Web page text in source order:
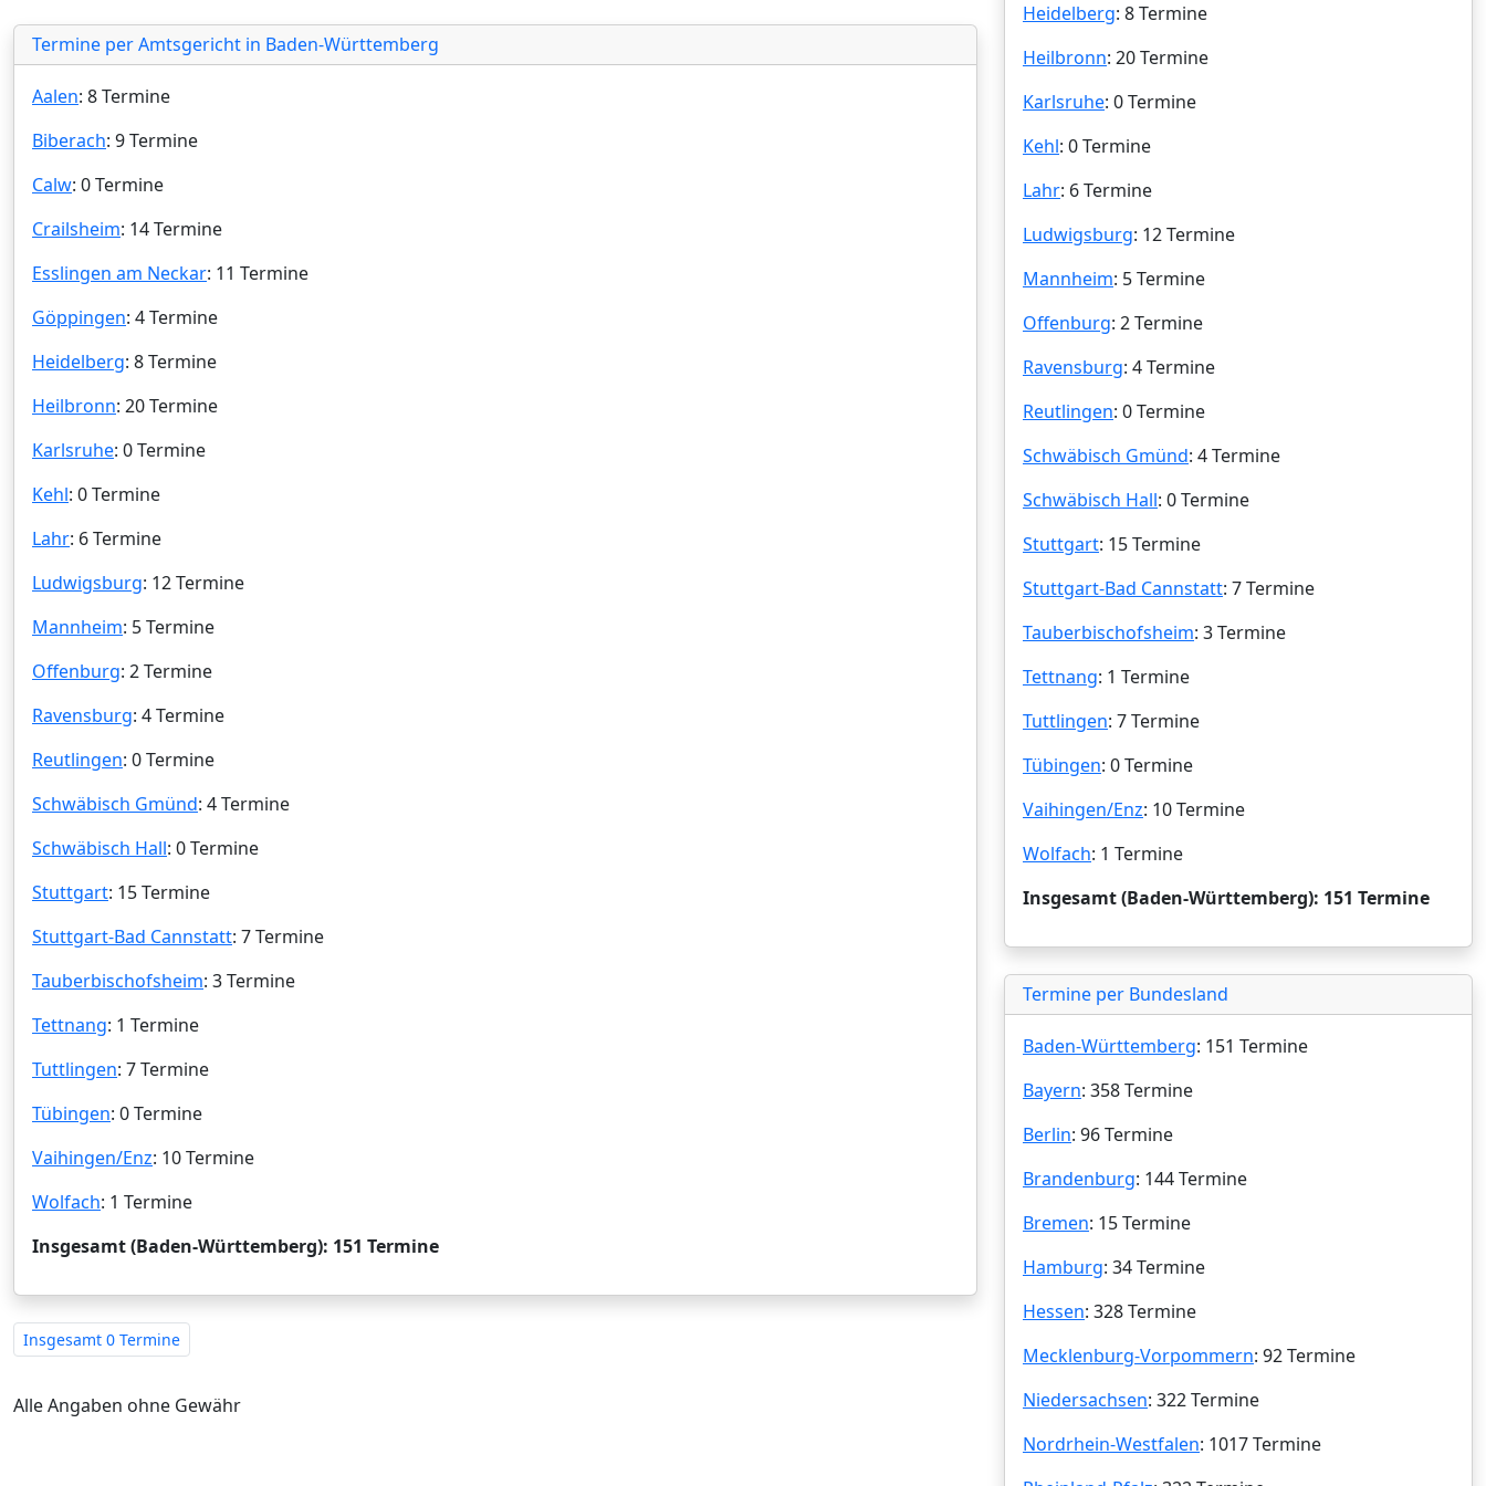
Termine per Amtsgericht in Baden-Württemberg
Aalen: 8 Termine
Biberach: 9 Termine
Calw: 0 Termine
Crailsheim: 14 Termine
Esslingen am Neckar: 11 Termine
Göppingen: 4 Termine
Heidelberg: 8 Termine
Heilbronn: 20 Termine
Karlsruhe: 0 Termine
Kehl: 0 Termine
Lahr: 6 Termine
Ludwigsburg: 12 Termine
Mannheim: 5 Termine
Offenburg: 2 Termine
Ravensburg: 4 Termine
Reutlingen: 0 Termine
Schwäbisch Gmünd: 4 Termine
Schwäbisch Hall: 0 Termine
Stuttgart: 15 Termine
Stuttgart-Bad Cannstatt: 7 Termine
Tauberbischofsheim: 3 Termine
Tettnang: 1 Termine
Tuttlingen: 7 Termine
Tübingen: 0 Termine
Vaihingen/Enz: 10 Termine
Wolfach: 1 Termine
Insgesamt (Baden-Württemberg): 151 Termine
Insgesamt 0 Termine
Alle Angaben ohne Gewähr
Heidelberg: 8 Termine
Heilbronn: 20 Termine
Karlsruhe: 0 Termine
Kehl: 0 Termine
Lahr: 6 Termine
Ludwigsburg: 12 Termine
Mannheim: 5 Termine
Offenburg: 2 Termine
Ravensburg: 4 Termine
Reutlingen: 0 Termine
Schwäbisch Gmünd: 4 Termine
Schwäbisch Hall: 0 Termine
Stuttgart: 15 Termine
Stuttgart-Bad Cannstatt: 7 Termine
Tauberbischofsheim: 3 Termine
Tettnang: 1 Termine
Tuttlingen: 7 Termine
Tübingen: 0 Termine
Vaihingen/Enz: 10 Termine
Wolfach: 1 Termine
Insgesamt (Baden-Württemberg): 151 Termine
Termine per Bundesland
Baden-Württemberg: 151 Termine
Bayern: 358 Termine
Berlin: 96 Termine
Brandenburg: 144 Termine
Bremen: 15 Termine
Hamburg: 34 Termine
Hessen: 328 Termine
Mecklenburg-Vorpommern: 92 Termine
Niedersachsen: 322 Termine
Nordrhein-Westfalen: 1017 Termine